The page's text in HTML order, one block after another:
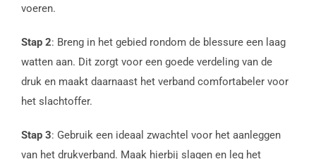
voeren.
Stap 2: Breng in het gebied rondom de blessure een laag
watten aan. Dit zorgt voor een goede verdeling van de
druk en maakt daarnaast het verband comfortabeler voor
het slachtoffer.
Stap 3: Gebruik een ideaal zwachtel voor het aanleggen
van het drukverband. Maak hierbij slagen en leg het